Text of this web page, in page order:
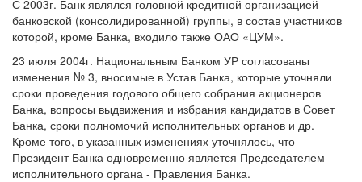
С 2003г. Банк являлся головной кредитной организацией
банковской (консолидированной) группы, в состав участников
которой, кроме Банка, входило также ОАО «ЦУМ».
23 июля 2004г. Национальным Банком УР согласованы
изменения № 3, вносимые в Устав Банка, которые уточняли
сроки проведения годового общего собрания акционеров
Банка, вопросы выдвижения и избрания кандидатов в Совет
Банка, сроки полномочий исполнительных органов и др.
Кроме того, в указанных изменениях уточнялось, что
Президент Банка одновременно является Председателем
исполнительного органа - Правления Банка.